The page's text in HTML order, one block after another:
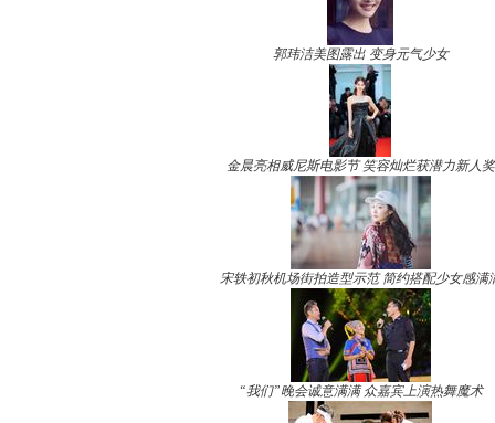
郭玮洁美图露出 变身元气少女
金晨亮相威尼斯电影节 笑容灿烂获潜力新人奖
宋轶初秋机场街拍造型示范 简约搭配少女感满
“我们”晚会诚意满满 众嘉宾上演热舞魔术